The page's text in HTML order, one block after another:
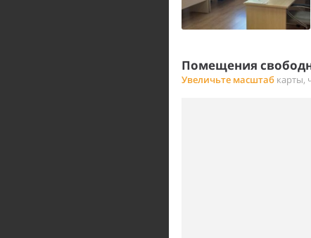
Помещения
Увеличьте масштаб карты,